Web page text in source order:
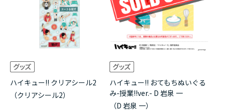
ハイキュー!! クリアシール2
（クリアシール2）
ハイキュー!! おてもちぬいぐる
み-授業!!ver.- D 岩泉 一
（D 岩泉 一）